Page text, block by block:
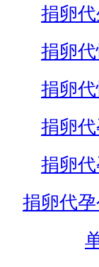
捐卵代
捐卵
捐卵
捐卵
捐卵
捐卵代孕